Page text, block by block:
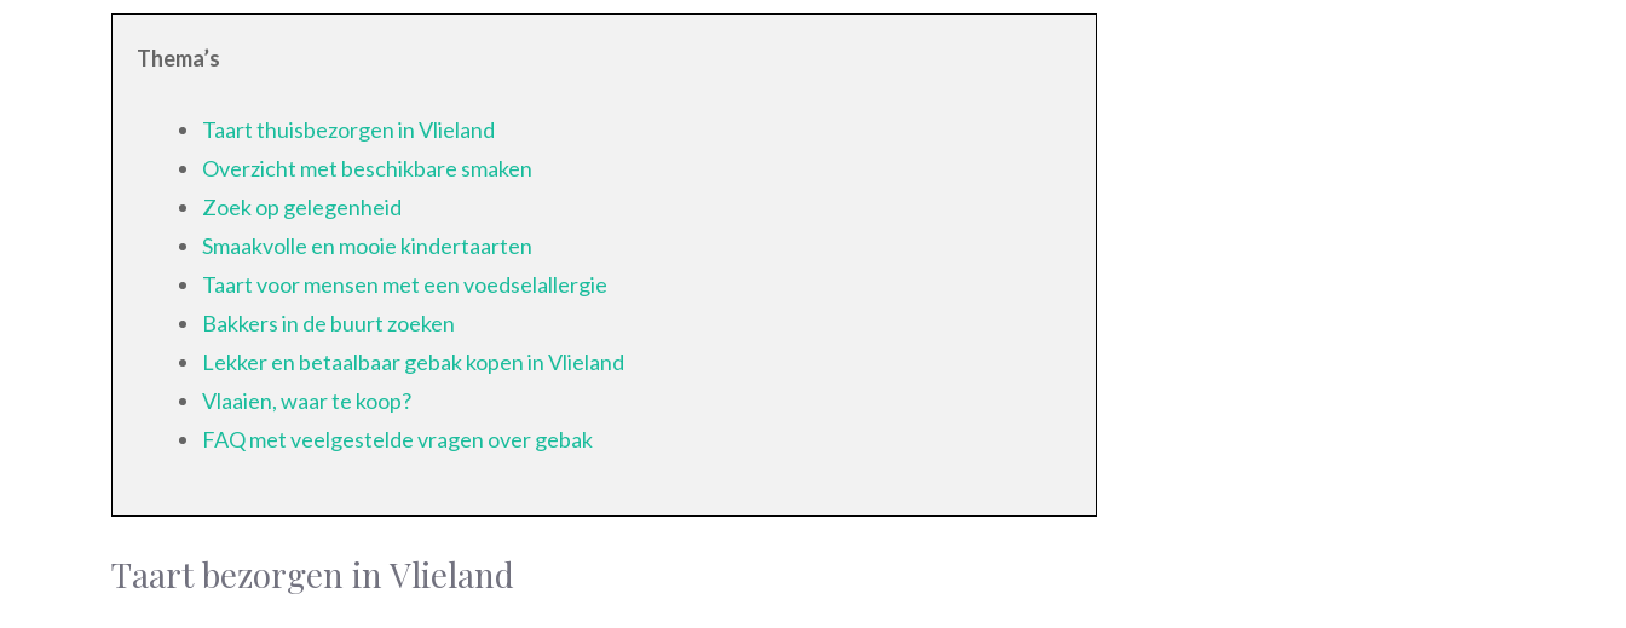
Thema’s
Taart thuisbezorgen in Vlieland
Overzicht met beschikbare smaken
Zoek op gelegenheid
Smaakvolle en mooie kindertaarten
Taart voor mensen met een voedselallergie
Bakkers in de buurt zoeken
Lekker en betaalbaar gebak kopen in Vlieland
Vlaaien, waar te koop?
FAQ met veelgestelde vragen over gebak
Taart bezorgen in Vlieland